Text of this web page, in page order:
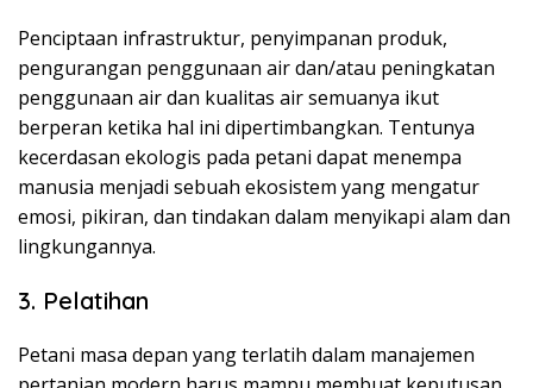
Penciptaan infrastruktur, penyimpanan produk,
pengurangan penggunaan air dan/atau peningkatan
penggunaan air dan kualitas air semuanya ikut
berperan ketika hal ini dipertimbangkan. Tentunya
kecerdasan ekologis pada petani dapat menempa
manusia menjadi sebuah ekosistem yang mengatur
emosi, pikiran, dan tindakan dalam menyikapi alam dan
lingkungannya.
3. Pelatihan
Petani masa depan yang terlatih dalam manajemen